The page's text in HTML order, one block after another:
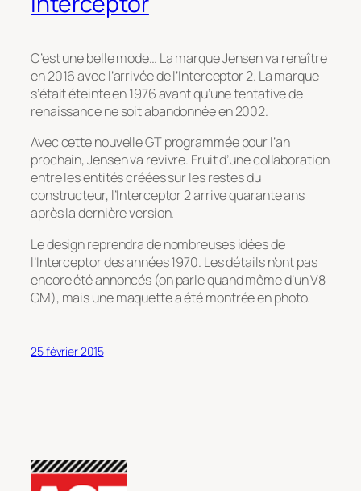
C’est une belle mode… La marque Jensen va renaître
en 2016 avec l’arrivée de l’Interceptor 2. La marque
s’était éteinte en 1976 avant qu’une tentative de
renaissance ne soit abandonnée en 2002.
Avec cette nouvelle GT programmée pour l’an
prochain, Jensen va revivre. Fruit d’une collaboration
entre les entités créées sur les restes du
constructeur, l’Interceptor 2 arrive quarante ans
après la dernière version.
Le design reprendra de nombreuses idées de
l’Interceptor des années 1970. Les détails n’ont pas
encore été annoncés (on parle quand même d’un V8
GM), mais une maquette a été montrée en photo.
25 février 2015